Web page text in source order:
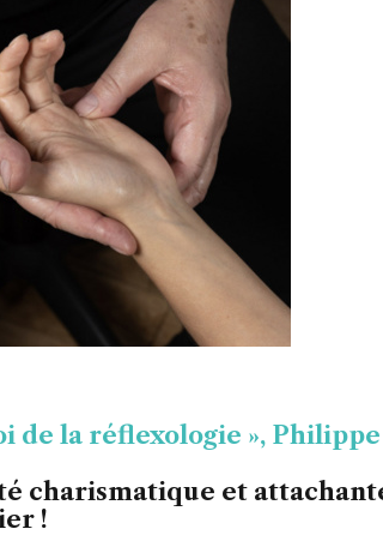
de la réflexologie »,
charismatique et
!